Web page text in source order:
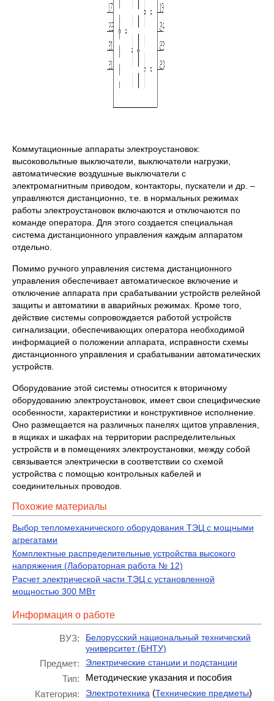
Коммутационные аппараты электроустановок:
высоковольтные выключатели, выключатели нагрузки,
автоматические воздушные выключатели с
электромагнитным приводом, контакторы, пускатели и др. –
управляются дистанционно, т.е. в нормальных режимах
работы электроустановок включаются и отключаются по
команде оператора. Для этого создается специальная
система дистанционного управления каждым аппаратом
отдельно.
Помимо ручного управления система дистанционного
управления обеспечивает автоматическое включение и
отключение аппарата при срабатывании устройств релейной
защиты и автоматики в аварийных режимах. Кроме того,
действие системы сопровождается работой устройств
сигнализации, обеспечивающих оператора необходимой
информацией о положении аппарата, исправности схемы
дистанционного управления и срабатывании автоматических
устройств.
Оборудование этой системы относится к вторичному
оборудованию электроустановок, имеет свои специфические
особенности, характеристики и конструктивное исполнение.
Оно размещается на различных панелях щитов управления,
в ящиках и шкафах на территории распределительных
устройств и в помещениях электроустановки, между собой
связывается электрически в соответствии со схемой
устройства с помощью контрольных кабелей и
соединительных проводов.
Похожие материалы
Выбор тепломеханического оборудования ТЭЦ с мощными
агрегатами
Комплектные распределительные устройства высокого
напряжения (Лабораторная работа № 12)
Расчет электрической части ТЭЦ с установленной
мощностью 300 МВт
Информация о работе
ВУЗ:
Белорусский национальный технический
университет (БНТУ)
Предмет: Электрические станции и подстанции
Тип:
Методические указания и пособия
Категория:
Электротехника (Технические предметы)